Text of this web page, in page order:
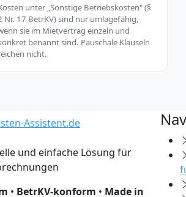
unter „Sonstige Betriebskosten" (§
Nr. 17 BetrKV) sind nur umlagefähig,
sie im Mietvertrag einzeln und
benannt sind. Pauschale Klauseln
nicht.
Assistent.de
und einfache Lösung für
• BetrKV-konform • Made in